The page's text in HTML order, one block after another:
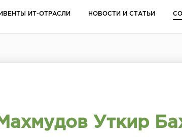
ИВЕНТЫ ИТ-ОТРАСЛИ НОВОСТИ И СТАТЬИ
Уткир